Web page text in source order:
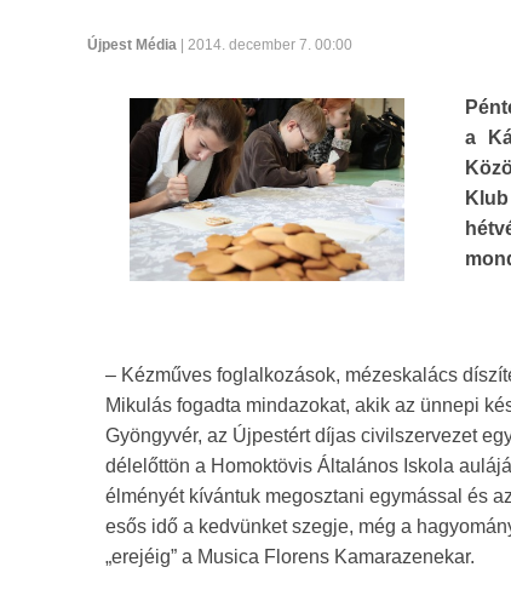
Újpest Média | 2014. december 7. 00:00
a
– Kézműves foglalkozások, mézeskalács
Mikulás fogadta mindazokat, akik az ünnepi
Gyöngyvér, az Újpestért díjas civilszervezet
délelőttön a Homoktövis Általános Iskola
élményét kívántuk megosztani egymással és
esős idő a kedvünket szegje, még a
„erejéig” a Musica Florens Kamarazenekar.